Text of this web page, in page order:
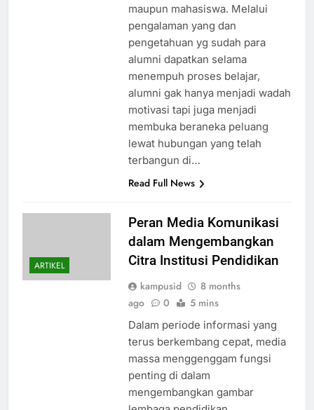
maupun mahasiswa. Melalui
pengalaman yang dan
pengetahuan yg sudah para
alumni dapatkan selama
menempuh proses belajar,
alumni gak hanya menjadi wadah
motivasi tapi juga menjadi
membuka beraneka peluang
lewat hubungan yang telah
terbangun di…
Read Full News
ARTIKEL
Peran Media Komunikasi
dalam Mengembangkan
Citra Institusi Pendidikan
kampusid
8 months
ago
0 5 mins
Dalam periode informasi yang
terus berkembang cepat, media
massa menggenggam fungsi
penting di dalam
mengembangkan gambar